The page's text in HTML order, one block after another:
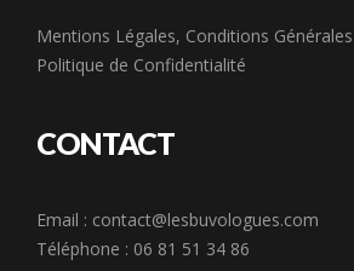
Mentions Légales, Conditions
Politique de Confidentialité
CONTACT
Email : contact@lesbuvologues.com
Téléphone : 06 81 51 34 86